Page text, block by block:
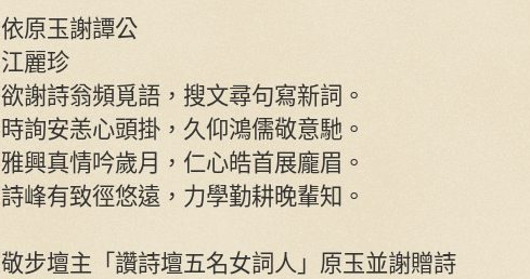
依原玉謝譚公
江麗珍
欲謝詩翁頻覓語，搜文尋句寫新詞。
時詢安恙心頭掛，久仰鴻儒敬意馳。
雅興真情吟歲月，仁心皓首展龐眉。
詩峰有致徑悠遠，力學勤耕晚輩知。
敬步壇主「讚詩壇五名女詞人」原玉並謝贈詩